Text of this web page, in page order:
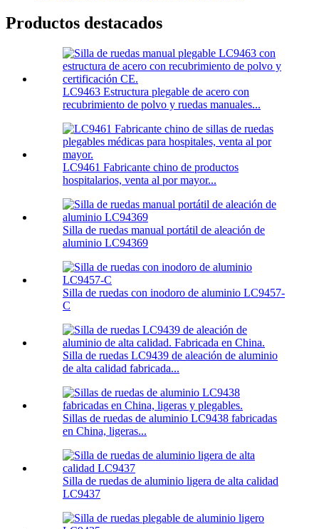
Productos destacados
LC9463 Estructura plegable de acero con
recubrimiento de polvo y ruedas manuales...
LC9461 Fabricante chino de productos
hospitalarios, venta al por mayor...
Silla de ruedas manual portátil de aleación de
aluminio LC94369
Silla de ruedas con inodoro de aluminio LC9457-
C
Silla de ruedas LC9439 de aleación de aluminio
de alta calidad fabricada...
Sillas de ruedas de aluminio LC9438 fabricadas
en China, ligeras...
Silla de ruedas de aluminio ligera de alta calidad
LC9437